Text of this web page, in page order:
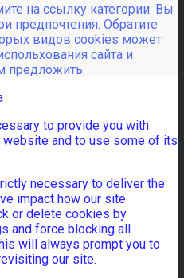
на ссылку категории. Вы
предпочтения. Обратите
видов cookies может
сайта и
предложить.
to provide you with
and to use some of its
necessary to deliver the
impact how our site
or delete cookies by
and force blocking all
will always prompt you to
our site.